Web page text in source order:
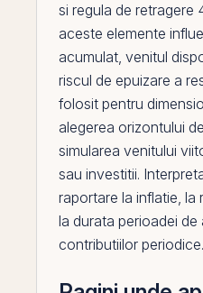
si regula de retragere
aceste elemente
acumulat, venitul
riscul de epuizare a
folosit pentru
alegerea orizontului
simularea venitului
sau investitii.
raportare la inflatie, la
la durata perioadei de
contributiilor periodice.